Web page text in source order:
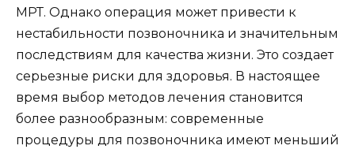
МРТ. Однако операция может привести к
нестабильности позвоночника и значительным
последствиям для качества жизни. Это создает
серьезные риски для здоровья. В настоящее
время выбор методов лечения становится
более разнообразным: современные
процедуры для позвоночника имеют меньший